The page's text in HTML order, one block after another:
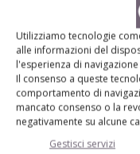
Utilizziamo tecnologie
alle informazioni del
l'esperienza di
Il consenso a queste
comportamento di
mancato consenso o la
negativamente su alcune
Gestisci servizi
Facebook